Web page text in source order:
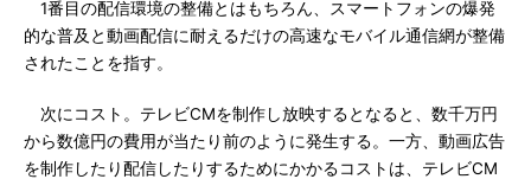
1番目の配信環境の整備とはもちろん、スマートフォンの爆発
的な普及と動画配信に耐えるだけの高速なモバイル通信網が整備
されたことを指す。
次にコスト。テレビCMを制作し放映するとなると、数千万円
から数億円の費用が当たり前のように発生する。一方、動画広告
を制作したり配信したりするためにかかるコストは、テレビCM